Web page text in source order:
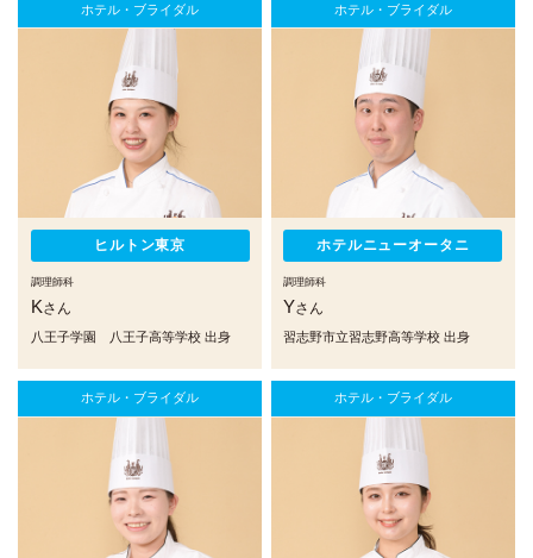
ホテル・ブライダル
ヒルトン東京
調理師科
Kさん
八王子学園 八王子高等学校 出身
ホテル・ブライダル
ホテルニューオータニ
調理師科
Yさん
習志野市立習志野高等学校 出身
ホテル・ブライダル ホテル・ブライダル